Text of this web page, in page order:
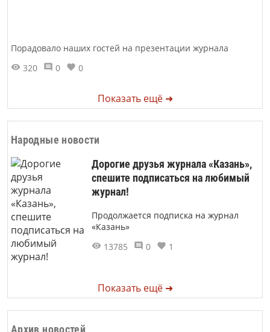
Порадовало наших гостей на презентации журнала
320
0 0
Показать ещё ➜
Народные новости
Дорогие друзья журнала «Казань»,
спешите подписаться на любимый
журнал!
Продолжается подписка на журнал
«Казань»
13785
0 1
Показать ещё ➜
Архив новостей